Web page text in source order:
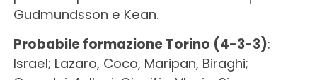
Gudmundsson e Kean.
Probabile formazione Torino (4-3-3):
Israel; Lazaro, Coco, Maripan, Biraghi;